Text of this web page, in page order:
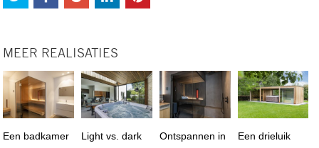
MEER REALISATIES
Een badkamer
Light vs. dark
Ontspannen in
Een drieluik